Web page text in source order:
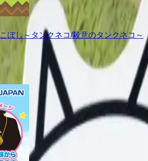
し～タンクネコ/殺意のタンクネコ～